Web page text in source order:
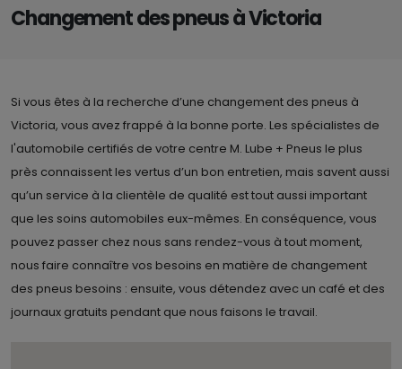
Pneus:
Changement des pneus à Victoria
Si vous êtes à la recherche d’une changement des pneus à
Victoria, vous avez frappé à la bonne porte. Les spécialistes de
l'automobile certifiés de votre centre M. Lube + Pneus le plus
près connaissent les vertus d’un bon entretien, mais savent aussi
qu’un service à la clientèle de qualité est tout aussi important
que les soins automobiles eux-mêmes. En conséquence, vous
pouvez passer chez nous sans rendez-vous à tout moment,
nous faire connaître vos besoins en matière de changement
des pneus besoins : ensuite, vous détendez avec un café et des
journaux gratuits pendant que nous faisons le travail.